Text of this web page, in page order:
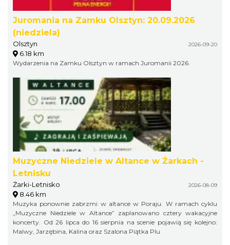
Juromania na Zamku Olsztyn: 20.09.2026
(niedziela)
Olsztyn 2026-09-20
6.18 km
Wydarzenia na Zamku Olsztyn w ramach Juromanii 2026.
Muzyczne Niedziele w Altance w Żarkach -
Letnisku
Żarki-Letnisko 2026-08-09
8.46 km
Muzyka ponownie zabrzmi w altance w Poraju. W ramach cyklu
„Muzyczne Niedziele w Altance” zaplanowano cztery wakacyjne
koncerty. Od 26 lipca do 16 sierpnia na scenie pojawią się kolejno:
Malwy, Jarzębina, Kalina oraz Szalona Piątka Plu